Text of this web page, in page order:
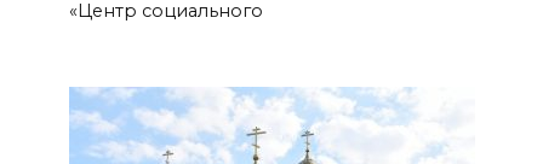
Наблюдатели готовятся к
06 августа 2026 18:25
Материальная помощь
«Центр социального